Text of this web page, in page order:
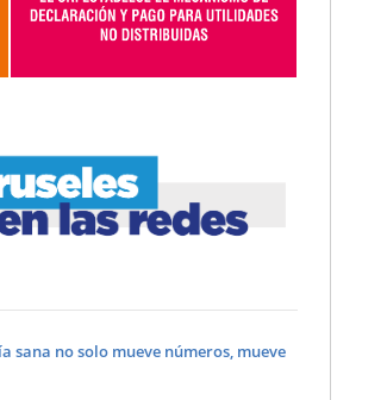
sana no solo mueve números, mueve